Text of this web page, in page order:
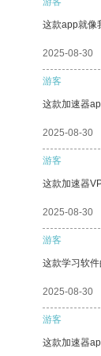
这款app就像
2025-08-30
游客
这款加速器
2025-08-30
游客
这款加速器
2025-08-30
游客
这款学习软
2025-08-30
游客
这款加速器